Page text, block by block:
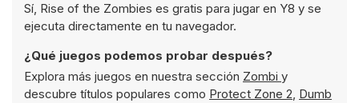
Sí, Rise of the Zombies es gratis para jugar en Y8 y se
ejecuta directamente en tu navegador.
¿Qué juegos podemos probar después?
Explora más juegos en nuestra sección Zombi y
descubre títulos populares como Protect Zone 2, Dumb